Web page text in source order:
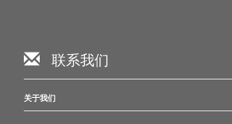
联系我们
关于我们